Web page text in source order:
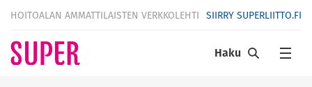
HOITOALAN AMMATTILAISTEN VERKKOLEHTI SIIRRY SUPERLIITTO.FI
Haku